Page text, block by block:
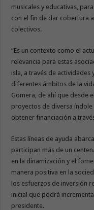
musicales y educativas,
con el fin de dar cobertura
colectivos.
“Es un contexto como el
relevancia para estas
isla, a través de
diferentes ámbitos de la
Gomera, de ahí que desde
proyectos de diversa
obtener financiación a
Estas líneas de ayuda
participan más de un
en la dinamización y el
manera positiva en la
los esfuerzos de inversión
inicial que podrá
presidente.